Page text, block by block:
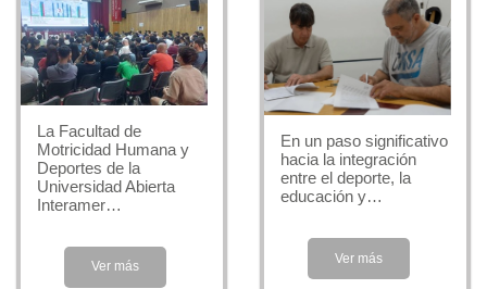
La Facultad de
Motricidad Humana y
Deportes de la
Universidad Abierta
Interamer…
Ver más
En un paso significativo
hacia la integración
entre el deporte, la
educación y…
Ver más